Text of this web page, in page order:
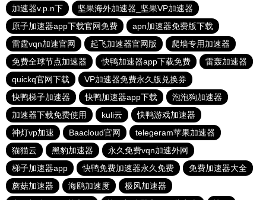
加速器v.p.n下
坚果海外加速器_坚果VP加速器
原子加速器app下载官网免费
apn加速器免费版下载
雷霆vqn加速官网
起飞加速器官网版
爬墙专用加速器
免费全球节点加速器
快鸭加速器app下载免费
雷轰加速器
quickq官网下载
VP加速器免费永久版兑换券
快鸭梯子加速器
快鸭加速器app下载
泡泡狗加速器
加速器下载免费使用
kuli云
快鸭游戏加速器
神灯vp加速
Baacloud官网
telegeram苹果加速器
猫猫云
黑豹加速器
永久免费vqn加速外网
梯子加速器app
快鸭免费加速器永久免费
免费加速器大全
蘑菇加速器
海鸥加速度
极风加速器